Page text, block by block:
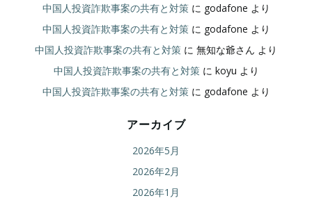
中国人投資詐欺事案の共有と対策に godafone より
中国人投資詐欺事案の共有と対策に godafone より
中国人投資詐欺事案の共有と対策 に 無知な爺さん より
中国人投資詐欺事案の共有と対策に koyu より
中国人投資詐欺事案の共有と対策に godafone より
アーカイブ
2026年5月
2026年2月
2026年1月